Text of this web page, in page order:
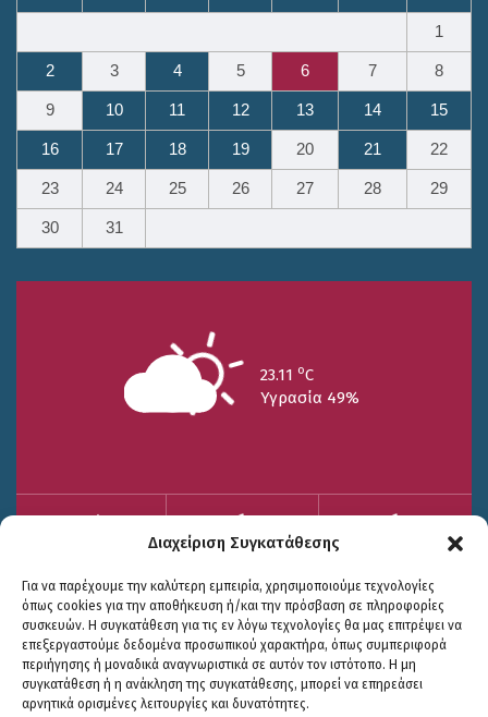
Διαχείριση Συγκατάθεσης
Για να παρέχουμε την καλύτερη εμπειρία, χρησιμοποιούμε τεχνολογίες
όπως cookies για την αποθήκευση ή/και την πρόσβαση σε πληροφορίες
συσκευών. Η συγκατάθεση για τις εν λόγω τεχνολογίες θα μας επιτρέψει να
επεξεργαστούμε δεδομένα προσωπικού χαρακτήρα, όπως συμπεριφορά
περιήγησης ή μοναδικά αναγνωριστικά σε αυτόν τον ιστότοπο. Η μη
συγκατάθεση ή η ανάκληση της συγκατάθεσης, μπορεί να επηρεάσει
αρνητικά ορισμένες λειτουργίες και δυνατότητες.
1
2 3 4 5 6 7 8
9 10 11 12 13 14 15
16 17 18 19 20 21 22
23 24 25 26 27 28 29
30 31
23.11 oC
Υγρασία 49%
26/7
WP2Social Auto Publish Powered By :XYZScripts.com